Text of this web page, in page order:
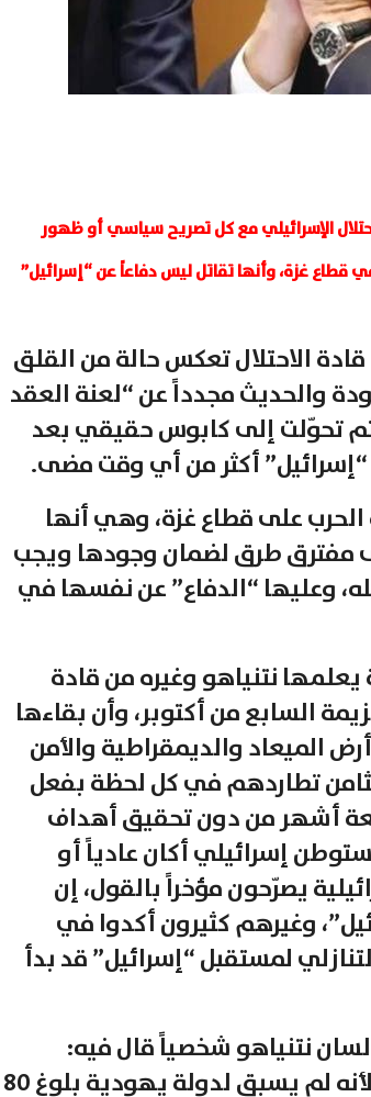
الإسرائيلي مع كل تصريح سياسي أو ظهور
قطاع غزة، وأنها تقاتل ليس دفاعاً عن “إسرائيل”
الاحتلال تعكس حالة من القلق
والحديث مجدداً عن “لعنة العقد
ثم تحوّلت إلى كابوس حقيقي بعد
أكثر من أي وقت مضى.
الحرب على قطاع غزة، وهي أنها
مفترق طرق لضمان وجودها ويجب
وعليها “الدفاع” عن نفسها في
نتنياهو وغيره من قادة
السابع من أكتوبر، وأن بقاءها
الميعاد والديمقراطية والأمن
تطاردهم في كل لحظة بفعل
أشهر من دون تحقيق أهداف
إسرائيلي أكان عادياً أو
يصرّحون مؤخراً بالقول، إن
وغيرهم كثيرون أكدوا في
لمستقبل “إسرائيل” قد بدأ
نتنياهو شخصياً قال فيه:
“سنجتهد لضمان أن تعمر إسرائيل 100 عام لأنه لم يسبق لدولة يهودية بلوغ 80